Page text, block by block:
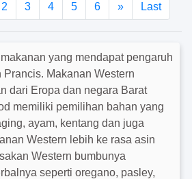
2 3 4 5 6 » Last
yang mendapat pengaruh
Prancis. Makanan Western
dari Eropa dan negara Barat
memiliki pemilihan bahan yang
ayam, kentang dan juga
Western lebih ke rasa asin
Western bumbunya
seperti oregano, pasley,